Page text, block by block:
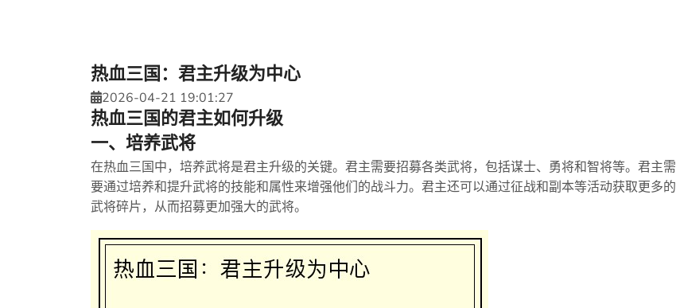
热血三国：君主升级为中心
2026-04-21 19:01:27
热血三国的君主如何升级
一、培养武将
在热血三国中，培养武将是君主升级的关键。君主需要招募各类武将，包括谋士、勇将和智将等。君主需
要通过培养和提升武将的技能和属性来增强他们的战斗力。君主还可以通过征战和副本等活动获取更多的
武将碎片，从而招募更加强大的武将。